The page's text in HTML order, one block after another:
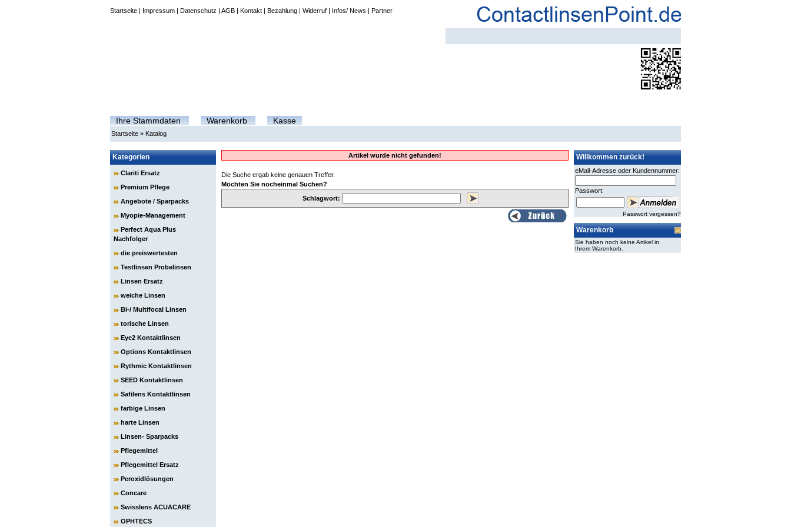
Startseite | Impressum | Datenschutz | AGB | Kontakt | Bezahlung | Widerruf | Infos/ News | Partner
Ihre Stammdaten Warenkorb Kasse
Startseite » Katalog
Kategorien
Clariti Ersatz
Premium Pflege
Angebote / Sparpacks
Myopie-Management
Perfect Aqua Plus
Nachfolger
die preiswertesten
Testlinsen Probelinsen
Linsen Ersatz
weiche Linsen
Bi-/ Multifocal Linsen
torische Linsen
Eye2 Kontaktlinsen
Options Kontaktlinsen
Rythmic Kontaktlinsen
SEED Kontaktlinsen
Safilens Kontaktlinsen
farbige Linsen
harte Linsen
Linsen- Sparpacks
Pflegemittel
Pflegemittel Ersatz
Peroxidlösungen
Concare
Swisslens ACUACARE
OPHTECS
Artikel wurde nicht gefunden!
Die Suche ergab keine genauen Treffer.
Möchten Sie nocheinmal Suchen?
Schlagwort:
Willkommen zurück!
eMail-Adresse oder Kundennummer:
Passwort:
Passwort vergessen?
Warenkorb
Sie haben noch keine Artikel in
Ihrem Warenkorb.